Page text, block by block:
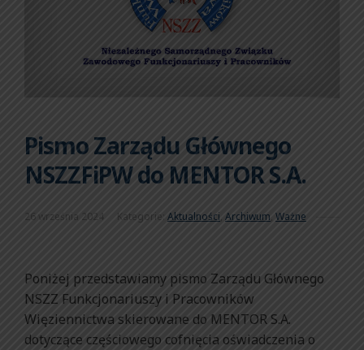
Pismo Zarządu Głównego
NSZZFiPW do MENTOR S.A.
26 września 2024 Kategorie: Aktualności, Archiwum, Ważne
Poniżej przedstawiamy pismo Zarządu Głównego
NSZZ Funkcjonariuszy i Pracowników
Więziennictwa skierowane do MENTOR S.A.
dotyczące częściowego cofnięcia oświadczenia o